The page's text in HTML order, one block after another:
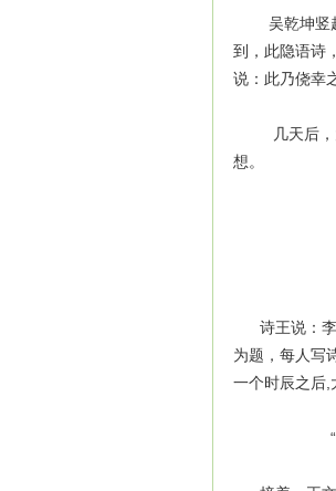
吴乾坤竖起
到，此隐语诗
说：此乃侥幸
几天后，大
想。
锄禾汗泻
匠心独具
诗王说：李
为题，每人写
一个时辰之后,
“富家子弟